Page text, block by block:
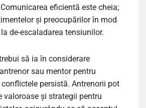
eficientă este cheia;
și preocupărilor în mod
de-escaladarea tensiunilor.
să ia în considerare
sau mentor pentru
persistă. Antrenorii pot
valoroase și strategii pentru